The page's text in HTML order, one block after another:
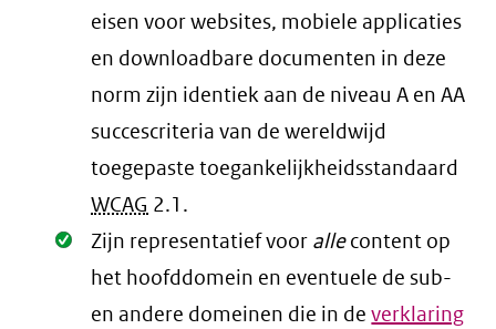
eisen voor websites, mobiele applicaties
en downloadbare documenten in deze
norm zijn identiek aan de niveau A en AA
succescriteria van de wereldwijd
toegepaste toegankelijkheidsstandaard
WCAG 2.1 .
Oké.
Zijn representatief voor allecontent op
het hoofddomein en eventuele de sub-
en andere domeinen die in deverklaring